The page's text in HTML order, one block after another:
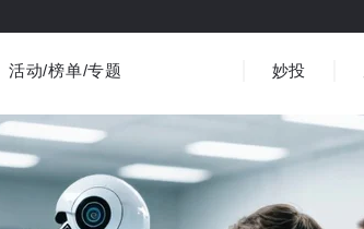
社会文化 金融财经 出海
医疗 3C数码
频精选
活动/榜单/专题 妙投